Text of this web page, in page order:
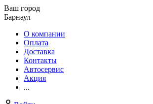
Ваш город
Барнаул
О компании
Оплата
Доставка
Контакты
Автосервис
Акция
...